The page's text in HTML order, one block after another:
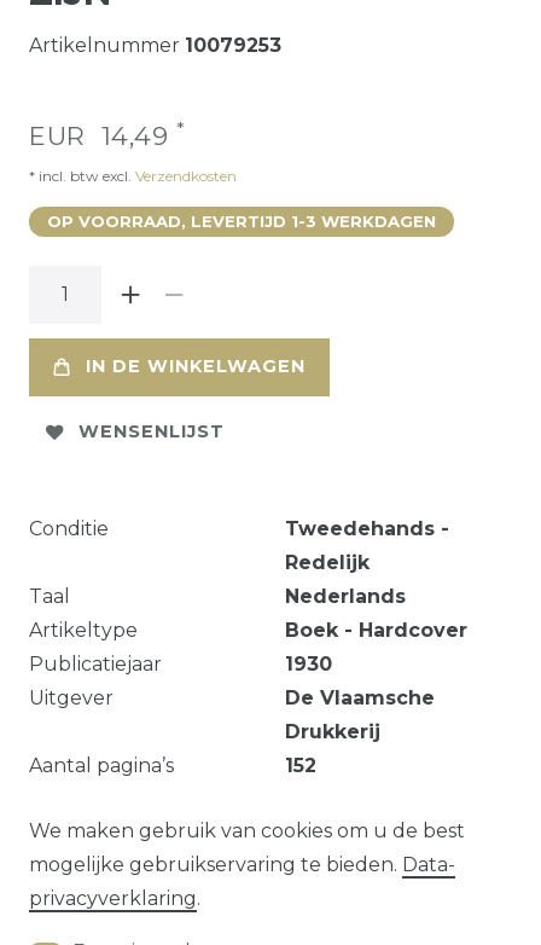
Artikelnummer 10079253
EUR 14,49 *
* incl. btw excl. Verzendkosten
OP VOORRAAD, LEVERTIJD 1-3 WERKDAGEN
IN DE WINKELWAGEN
WENSENLIJST
Conditie
Tweedehands -
Redelijk
Taal
Nederlands
Artikeltype
Boek - Hardcover
Publicatiejaar
1930
Uitgever
De Vlaamsche
Drukkerij
Aantal pagina’s
152
Verkleuring.
Vraag over dit artikel?
We maken gebruik van cookies om u de best
mogelijke gebruikservaring te bieden. Data­
privacy­verklaring.